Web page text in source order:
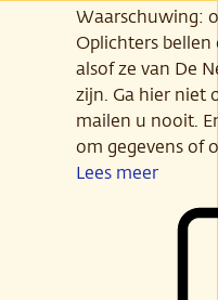
Waarschuwing:
Oplichters
alsof ze van De
zijn. Ga hier niet
mailen u nooit.
om gegevens of
Lees meer